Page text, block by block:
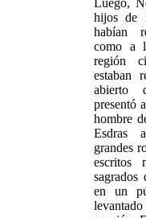
Luego,
hijos de
habían
como a
región
estaban
abierto
presentó
hombre
Esdras
grandes
escritos
en un
levantado